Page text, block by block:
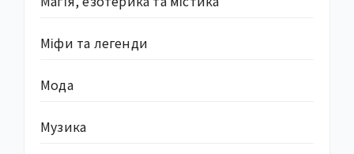
Міфи та легенди
Мода
Музика